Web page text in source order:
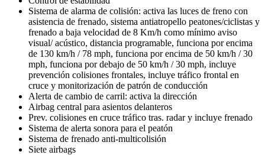
Sistema de alarma de colisión: activa las luces de freno con
asistencia de frenado, sistema antiatropello peatones/ciclistas y
frenado a baja velocidad de 8 Km/h como mínimo aviso
visual/ acústico, distancia programable, funciona por encima
de 130 km/h / 78 mph, funciona por encima de 50 km/h / 30
mph, funciona por debajo de 50 km/h / 30 mph, incluye
prevención colisiones frontales, incluye tráfico frontal en
cruce y monitorización de patrón de conducción
Alerta de cambio de carril: activa la dirección
Airbag central para asientos delanteros
Prev. colisiones en cruce tráfico tras. radar y incluye frenado
Sistema de alerta sonora para el peatón
Sistema de frenado anti-multicolisión
Siete airbags